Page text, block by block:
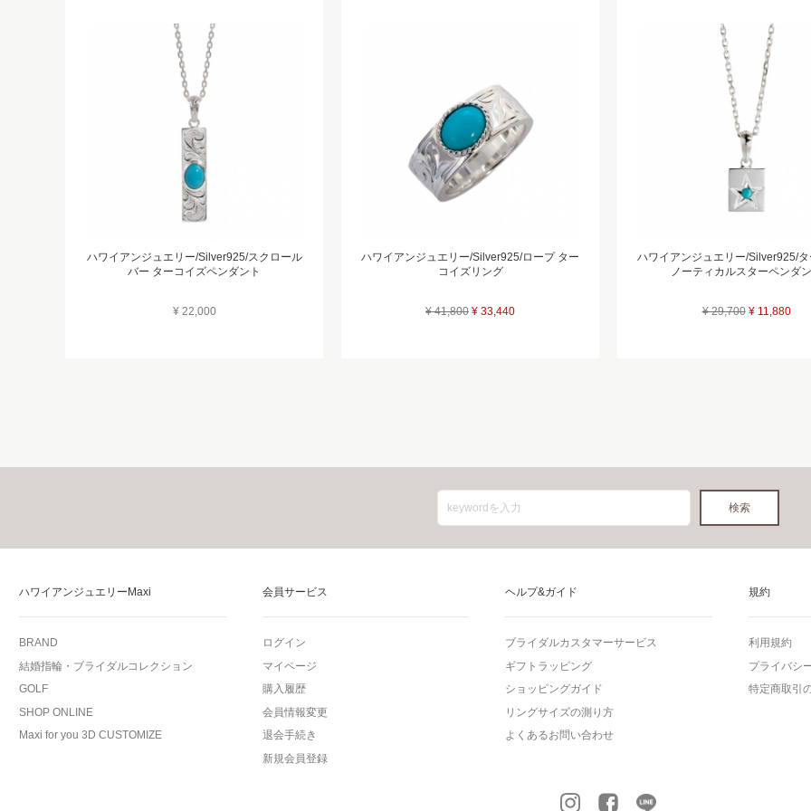
ハワイアンジュエリー/Silver925/スクロール
バー ターコイズペンダント
¥ 22,000
ハワイアンジュエリー/Silver925/ロープ ター
コイズリング
¥ 41,800 ¥ 33,440
ハワイアンジュエリー/Silver925/
ノーティカルスターペンダ
¥ 29,700 ¥ 11,880
ハワイアンジュエリーMaxi
BRAND
結婚指輪・ブライダルコレクション
GOLF
SHOP ONLINE
Maxi for you 3D CUSTOMIZE
会員サービス
ログイン
マイページ
購入履歴
会員情報変更
退会手続き
新規会員登録
ヘルプ&ガイド
ブライダルカスタマーサービス
ギフトラッピング
ショッピングガイド
リングサイズの測り方
よくあるお問い合わせ
規約
利用規約
プライバシ
特定商取引